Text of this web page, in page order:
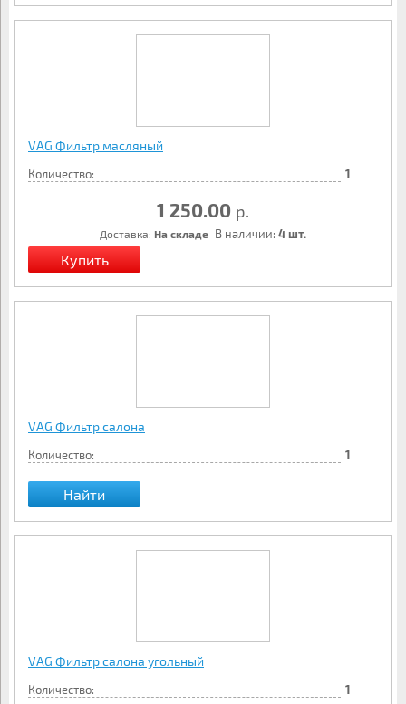
VAG Фильтр масляный
Количество: 1
1 250.00 р.
Доставка: На складе В наличии: 4 шт.
VAG Фильтр салона
Количество: 1
Найти
VAG Фильтр салона угольный
Количество: 1